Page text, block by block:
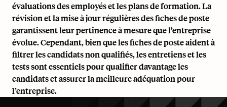
évaluations des employés et les plans de formation. La
révision et la mise à jour régulières des fiches de poste
garantissent leur pertinence à mesure que l’entreprise
évolue. Cependant, bien que les fiches de poste aident à
filtrer les candidats non qualifiés, les entretiens et les
tests sont essentiels pour qualifier davantage les
candidats et assurer la meilleure adéquation pour
l’entreprise.